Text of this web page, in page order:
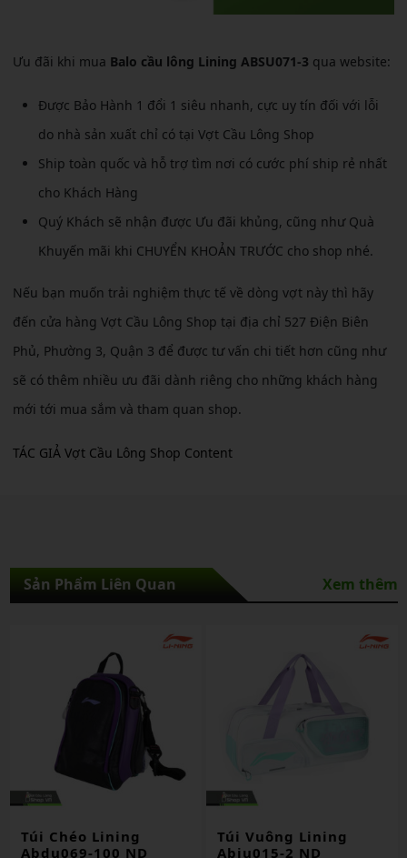
Ưu đãi khi mua Balo cầu lông Lining ABSU071-3 qua website:
Được Bảo Hành 1 đổi 1 siêu nhanh, cực uy tín đối với lỗi
do nhà sản xuất chỉ có tại Vợt Cầu Lông Shop
Ship toàn quốc và hỗ trợ tìm nơi có cước phí ship rẻ nhất
cho Khách Hàng
Quý Khách sẽ nhận được Ưu đãi khủng, cũng như Quà
Khuyến mãi khi CHUYỂN KHOẢN TRƯỚC cho shop nhé.
Nếu bạn muốn trải nghiệm thực tế về dòng vợt này thì hãy
đến cửa hàng Vợt Cầu Lông Shop tại địa chỉ 527 Điện Biên
Phủ, Phường 3, Quận 3 để được tư vấn chi tiết hơn cũng như
sẽ có thêm nhiều ưu đãi dành riêng cho những khách hàng
mới tới mua sắm và tham quan shop.
TÁC GIẢ Vợt Cầu Lông Shop Content
Sản Phẩm Liên Quan Xem thêm
Túi Vuông Lining
Abju015-2 ND
Balo Lining Absu071-
100f ND